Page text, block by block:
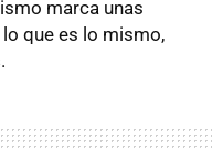
marca unas
que es lo mismo,
.